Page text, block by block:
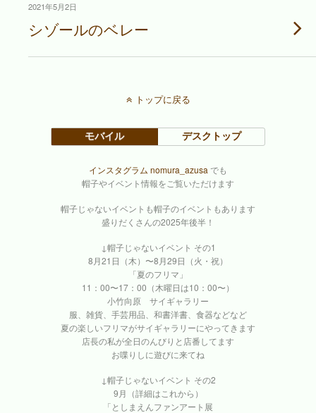
2021年5月2日
シゾールのベレー
トップに戻る
モバイル デスクトップ
インスタグラム nomura_azusa でも
帽子やイベント情報をご覧いただけます
帽子じゃないイベントも帽子のイベントもあります
盛りだくさんの2025年後半！
↓帽子じゃないイベント その1
8月21日（木）〜8月29日（火・祝）
「夏のフリマ」
11：00〜17：00（木曜日は10：00〜）
小竹向原 サイギャラリー
服、雑貨、手芸用品、和書洋書、食器などなど
夏の楽しいフリマがサイギャラリーにやってきます
店長の私が全日のんびりと店番してます
お喋りしに遊びに来てね
↓帽子じゃないイベント その2
9月（詳細はこれから）
「としまえんファンアート展